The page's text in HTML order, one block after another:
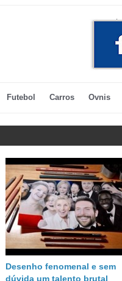
Futebol Carros Ovnis
Desenho fenomenal e sem
dúvida um talento brutal